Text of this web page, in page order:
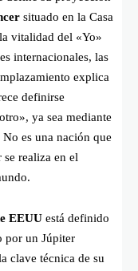
situado en la Casa
vitalidad del «Yo»
internacionales, las
explica
definirse
ya sea mediante
es una nación que
realiza en el
EEUU está definido
por un Júpiter
clave técnica de su